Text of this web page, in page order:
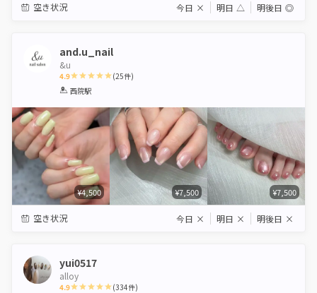
空き状況 今日 × 明日 △ 明後日 ◎
and.u_nail
&u
4.9
1 2 3
(25件)
西院駅
¥4,500 ¥7,500 ¥7,500
空き状況 今日 × 明日 × 明後日 ×
yui0517
alloy
4.9 (334件)